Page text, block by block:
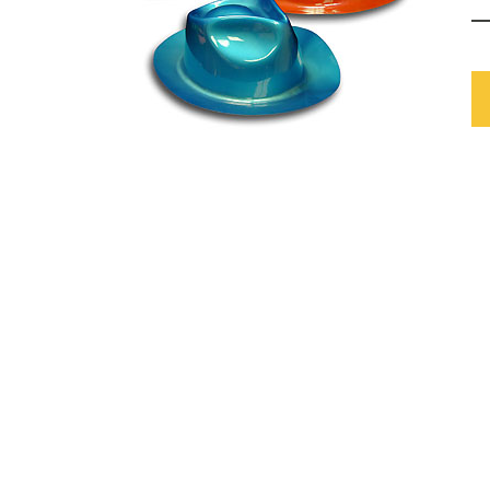
Mille et une nuits
Pirate
Ruban rose